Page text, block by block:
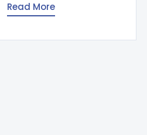
Read More